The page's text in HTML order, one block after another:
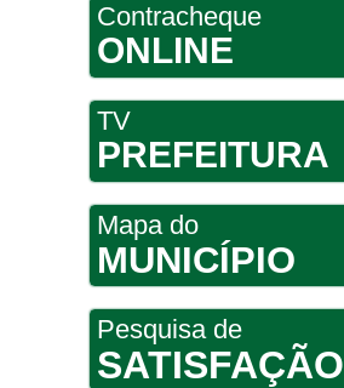
Contracheque
ONLINE
TV
PREFEITURA
Mapa do
MUNICÍPIO
Pesquisa de
SATISFAÇÃO